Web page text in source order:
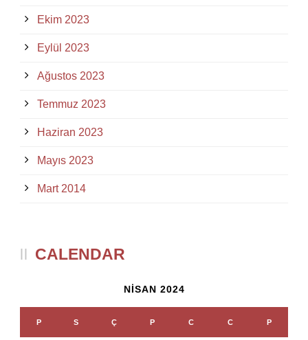
Ekim 2023
Eylül 2023
Ağustos 2023
Temmuz 2023
Haziran 2023
Mayıs 2023
Mart 2014
CALENDAR
NISAN 2024
P S Ç P C C P